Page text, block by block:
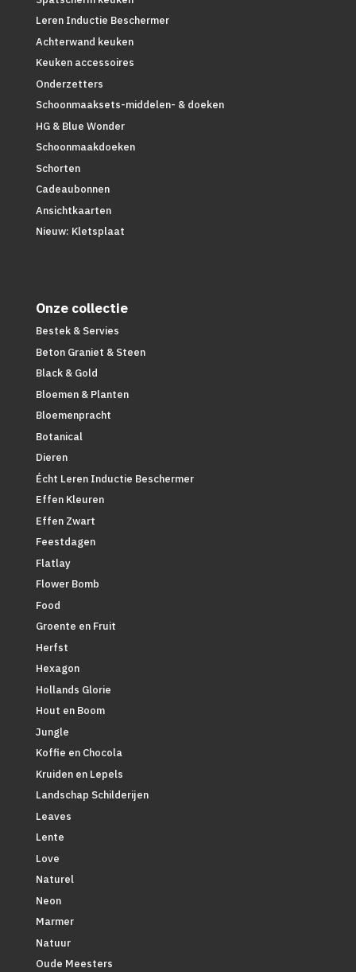
Leren Inductie Beschermer
Achterwand keuken
Keuken accessoires
Onderzetters
Schoonmaaksets-middelen- & doeken
HG & Blue Wonder
Schoonmaakdoeken
Schorten
Cadeaubonnen
Ansichtkaarten
Nieuw: Kletsplaat
Onze collectie
Bestek & Servies
Beton Graniet & Steen
Black & Gold
Bloemen & Planten
Bloemenpracht
Botanical
Dieren
Écht Leren Inductie Beschermer
Effen Kleuren
Effen Zwart
Feestdagen
Flatlay
Flower Bomb
Food
Groente en Fruit
Herfst
Hexagon
Hollands Glorie
Hout en Boom
Jungle
Koffie en Chocola
Kruiden en Lepels
Landschap Schilderijen
Leaves
Lente
Love
Naturel
Neon
Marmer
Natuur
Oude Meesters